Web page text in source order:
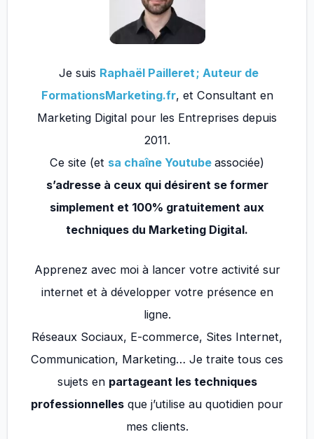
Je suis Raphaël Pailleret ; Auteur de
FormationsMarketing.fr, et Consultant en
Marketing Digital pour les Entreprises depuis
2011.
Ce site (et sa chaîne Youtube associée)
s’adresse à ceux qui désirent se former
simplement et 100% gratuitement aux
techniques du Marketing Digital.
Apprenez avec moi à lancer votre activité sur
internet et à développer votre présence en
ligne.
Réseaux Sociaux, E-commerce, Sites Internet,
Communication, Marketing… Je traite tous ces
sujets en partageant les techniques
professionnelles que j’utilise au quotidien pour
mes clients.